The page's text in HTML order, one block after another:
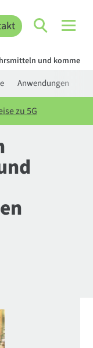
und
Anwendungen
zu 5G